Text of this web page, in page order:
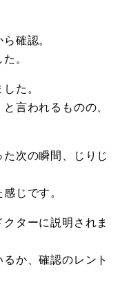
確認。
。
た。
言われるものの、
次の瞬間、じりじ
じです。
ターに説明されま
か、確認のレント